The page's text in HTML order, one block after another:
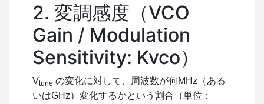
2. 変調感度（VCO
Gain / Modulation
Sensitivity: Kvco）
Vtune の変化に対して、周波数が何MHz（ある
いはGHz）変化するかという割合（単位：